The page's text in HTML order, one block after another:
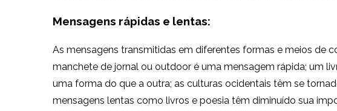
Mensagens rápidas e lentas:
As mensagens transmitidas em diferentes formas e meios de
manchete de jornal ou outdoor é uma mensagem rápida; um
uma forma do que a outra; as culturas ocidentais têm se
mensagens lentas como livros e poesia têm diminuído sua